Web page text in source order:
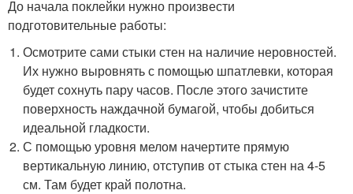
До начала поклейки нужно произвести
подготовительные работы:
Осмотрите сами стыки стен на наличие неровностей.
Их нужно выровнять с помощью шпатлевки, которая
будет сохнуть пару часов. После этого зачистите
поверхность наждачной бумагой, чтобы добиться
идеальной гладкости.
С помощью уровня мелом начертите прямую
вертикальную линию, отступив от стыка стен на 4-5
см. Там будет край полотна.